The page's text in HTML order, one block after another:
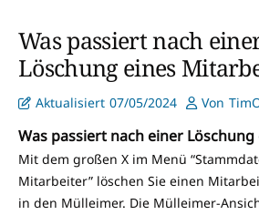
Was passiert nach
Löschung eines
Aktualisiert 07/05/2024 Von
Was passiert nach einer
Mit dem großen X im Menü
Mitarbeiter” löschen Sie einen
in den Mülleimer. Die Mülleimer-